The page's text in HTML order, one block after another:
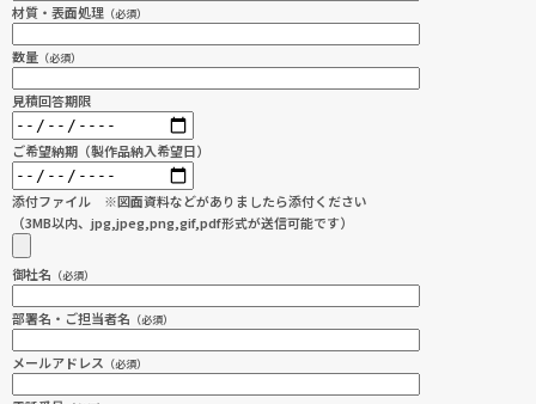
材質・表面処理 （必須）
数量 （必須）
見積回答期限
ご希望納期（製作品納入希望日）
添付ファイル ※図面資料などがありましたら添付ください
（3MB以内、jpg,jpeg,png,gif,pdf形式が送信可能です）
御社名 （必須）
部署名・ご担当者名 （必須）
メールアドレス （必須）